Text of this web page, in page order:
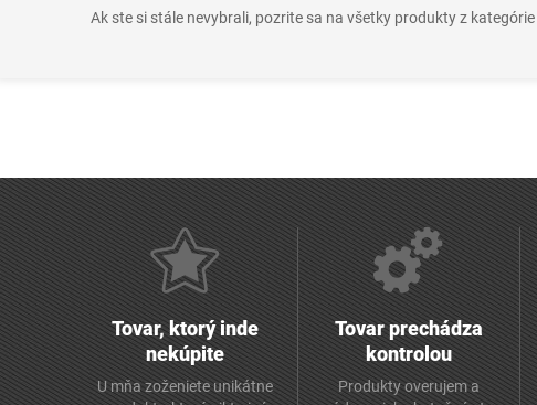
Ak ste si stále nevybrali, pozrite sa na všetky produkty z kategórie
Tovar, ktorý inde
nekúpite
U mňa zoženiete unikátne
Tovar prechádza
kontrolou
Produkty overujem a